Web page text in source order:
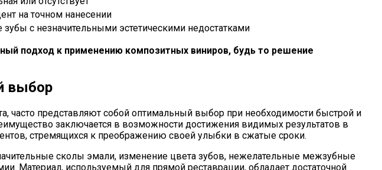
на точном нанесении
с незначительными эстетическими недостатками
подход к применению композитных виниров, будь то решение
выбор
часто представляют собой оптимальный выбор при необходимости быстрой и
заключается в возможности достижения видимых результатов в
стремящихся к преображению своей улыбки в сжатые сроки.
сколы эмали, изменение цвета зубов, нежелательные межзубные
Материал, используемый для прямой реставрации, обладает достаточной